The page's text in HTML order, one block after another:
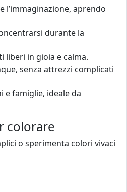
l’immaginazione, aprendo
durante la
liberi in gioia e calma.
senza attrezzi complicati
e famiglie, ideale da
colorare
o sperimenta colori vivaci